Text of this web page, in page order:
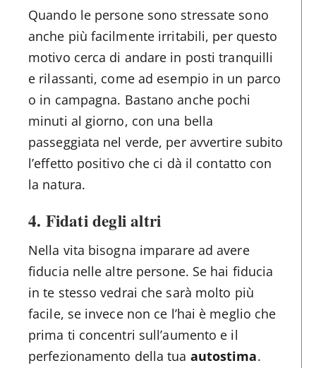
Quando le persone sono stressate sono
anche più facilmente irritabili, per questo
motivo cerca di andare in posti tranquilli
e rilassanti, come ad esempio in un parco
o in campagna. Bastano anche pochi
minuti al giorno, con una bella
passeggiata nel verde, per avvertire subito
l’effetto positivo che ci dà il contatto con
la natura.
4. Fidati degli altri
Nella vita bisogna imparare ad avere
fiducia nelle altre persone. Se hai fiducia
in te stesso vedrai che sarà molto più
facile, se invece non ce l’hai è meglio che
prima ti concentri sull’aumento e il
perfezionamento della tua autostima.